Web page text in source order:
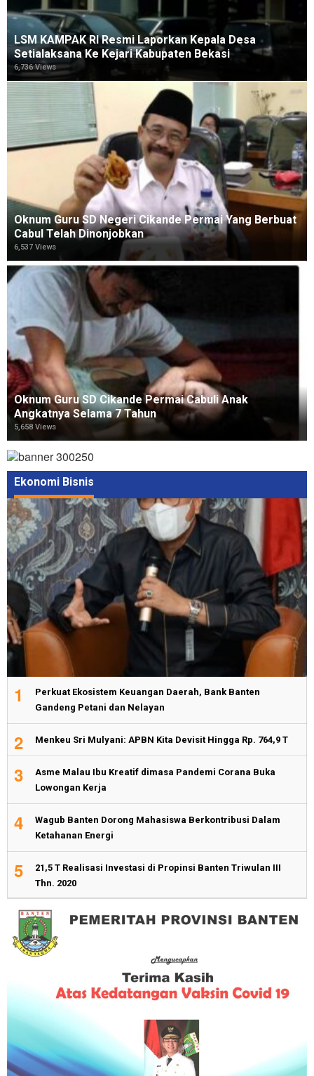
LSM KAMPAK RI Resmi Laporkan Kepala Desa
Setialaksana Ke Kejari Kabupaten Bekasi
6,736 Views
Oknum Guru SD Negeri Cikande Permai Yang Berbuat
Cabul Telah Dinonjobkan
6,537 Views
Oknum Guru SD Cikande Permai Cabuli Anak
Angkatnya Selama 7 Tahun
5,658 Views
Ekonomi Bisnis
1
Perkuat Ekosistem Keuangan Daerah, Bank Banten
Gandeng Petani dan Nelayan
2 Menkeu Sri Mulyani: APBN Kita Devisit Hingga Rp. 764,9 T
3
Asme Malau Ibu Kreatif dimasa Pandemi Corana Buka
Lowongan Kerja
4
Wagub Banten Dorong Mahasiswa Berkontribusi Dalam
Ketahanan Energi
5
21,5 T Realisasi Investasi di Propinsi Banten Triwulan III
Thn. 2020